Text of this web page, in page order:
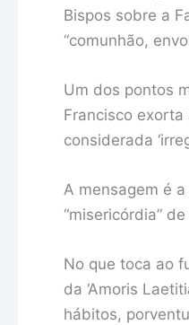
Bispos sobre a
“comunhão,
Um dos pontos
Francisco
considerada
A mensagem é
“misericórdia”
No que toca ao
da ‘Amoris
hábitos,